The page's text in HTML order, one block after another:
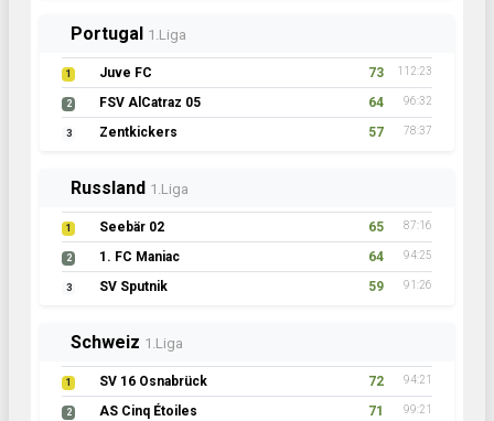
Portugal 1.Liga
1 Juve FC 73 112:23
2 FSV AlCatraz 05 64 96:32
3 Zentkickers 57 78:37
Russland 1.Liga
1 Seebär 02 65 87:16
2 1. FC Maniac 64 94:25
3 SV Sputnik 59 91:26
Schweiz 1.Liga
1 SV 16 Osnabrück 72 94:21
2 AS Cinq Étoiles 71 99:21